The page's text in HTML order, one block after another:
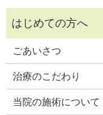
ごあいさつ
治療のこだわり
当院の施術について